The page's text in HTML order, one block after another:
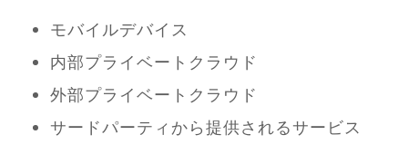
モバイルデバイス
内部プライベートクラウド
外部プライベートクラウド
サードパーティから提供されるサービス